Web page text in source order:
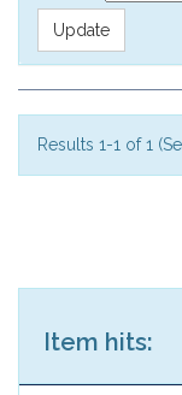
Results 1-1 of 1
Item hits: